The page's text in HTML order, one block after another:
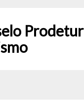
Prodetur